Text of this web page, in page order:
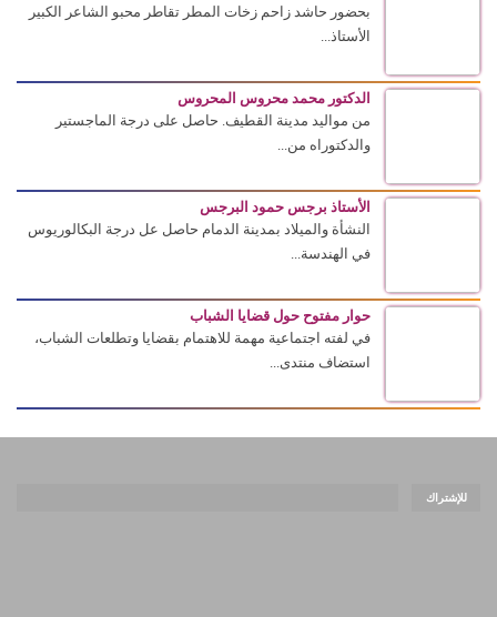
بحضور حاشد زاحم زخات المطر تقاطر محبو الشاعر الكبير
الأستاذ...
الدكتور محمد محروس المحروس
من مواليد مدينة القطيف. حاصل على درجة الماجستير
والدكتوراه من...
الأستاذ برجس حمود البرجس
النشأة والميلاد بمدينة الدمام حاصل عل درجة البكالوريوس
في الهندسة...
حوار مفتوح حول قضايا الشباب
في لفته اجتماعية مهمة للاهتمام بقضايا وتطلعات الشباب،
استضاف منتدى...
للإشتراك